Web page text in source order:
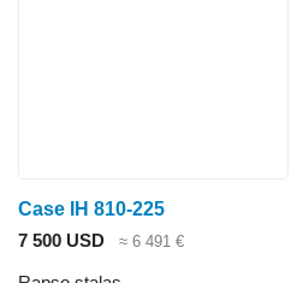
Case IH 810-225
7 500 USD
≈ 6 491 €